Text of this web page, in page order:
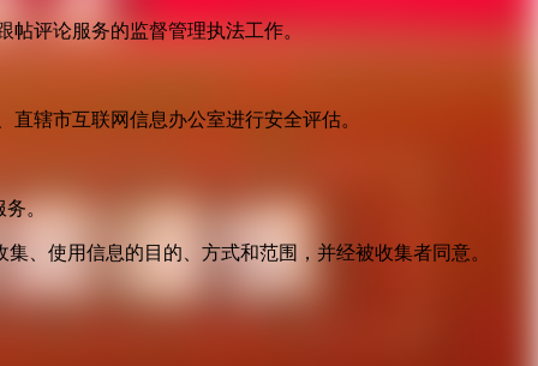
评论服务的监督管理执法工作。
辖市互联网信息办公室进行安全评估。
务。
、使用信息的目的、方式和范围，并经被收集者同意。